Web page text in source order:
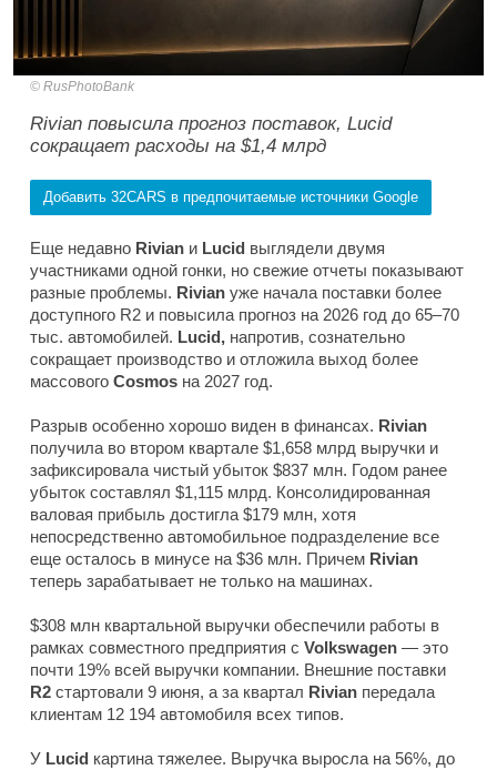
RusPhotoBank
Rivian повысила прогноз поставок, Lucid
сокращает расходы на $1,4 млрд
Добавить 32CARS в предпочитаемые источники Google
Еще недавно Rivian и Lucid выглядели двумя
участниками одной гонки, но свежие отчеты показывают
разные проблемы. Rivian уже начала поставки более
доступного R2 и повысила прогноз на 2026 год до 65–70
тыс. автомобилей. Lucid, напротив, сознательно
сокращает производство и отложила выход более
массового Cosmos на 2027 год.
Разрыв особенно хорошо виден в финансах. Rivian
получила во втором квартале $1,658 млрд выручки и
зафиксировала чистый убыток $837 млн. Годом ранее
убыток составлял $1,115 млрд. Консолидированная
валовая прибыль достигла $179 млн, хотя
непосредственно автомобильное подразделение все
еще осталось в минусе на $36 млн. Причем Rivian
теперь зарабатывает не только на машинах.
$308 млн квартальной выручки обеспечили работы в
рамках совместного предприятия с Volkswagen — это
почти 19% всей выручки компании. Внешние поставки
R2 стартовали 9 июня, а за квартал Rivian передала
клиентам 12 194 автомобиля всех типов.
У Lucid картина тяжелее. Выручка выросла на 56%, до